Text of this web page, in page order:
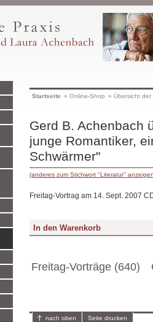
Startseite » Online-Shop » Übersicht
Gerd B. Achenbach
junge Romantiker,
Schwärmer"
(anderes zum Stichwort "Literatur"
Freitag-Vortrag am 14. Sept. 2007
Freitag-Vorträge (640)
nach oben Seite drucken